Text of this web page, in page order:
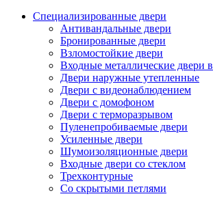
Специализированные двери
Антивандальные двери
Бронированные двери
Взломостойкие двери
Входные металлические двери
Двери наружные утепленные
Двери с видеонаблюдением
Двери с домофоном
Двери с терморазрывом
Пуленепробиваемые двери
Усиленные двери
Шумоизоляционные двери
Входные двери со стеклом
Трехконтурные
Со скрытыми петлями